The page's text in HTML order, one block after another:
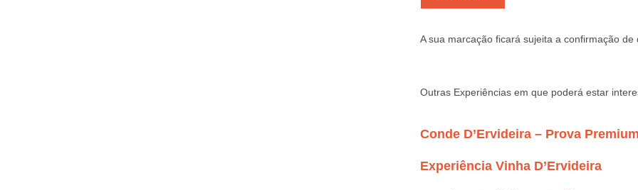
A sua marcação ficará sujeita a confirmação de
Outras Experiências em que poderá estar
Conde D’Ervideira – Prova Premium
Experiência Vinha D’Ervideira